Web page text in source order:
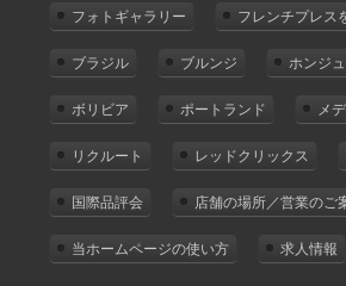
フォトギャラリー フレンチプレス
ブラジル ブルンジ ホンジ
ボリビア ポートランド メ
リクルート レッドクリックス
国際品評会 店舗の場所／営業のご
当ホームページの使い方 求人情報